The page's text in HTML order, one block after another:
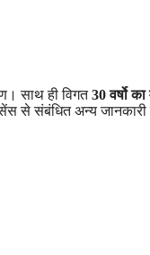
साथ ही विगत30 वर्षो
से संबंधित अन्य